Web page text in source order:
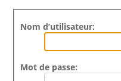
Nom d’utilisateur:
Mot de passe: